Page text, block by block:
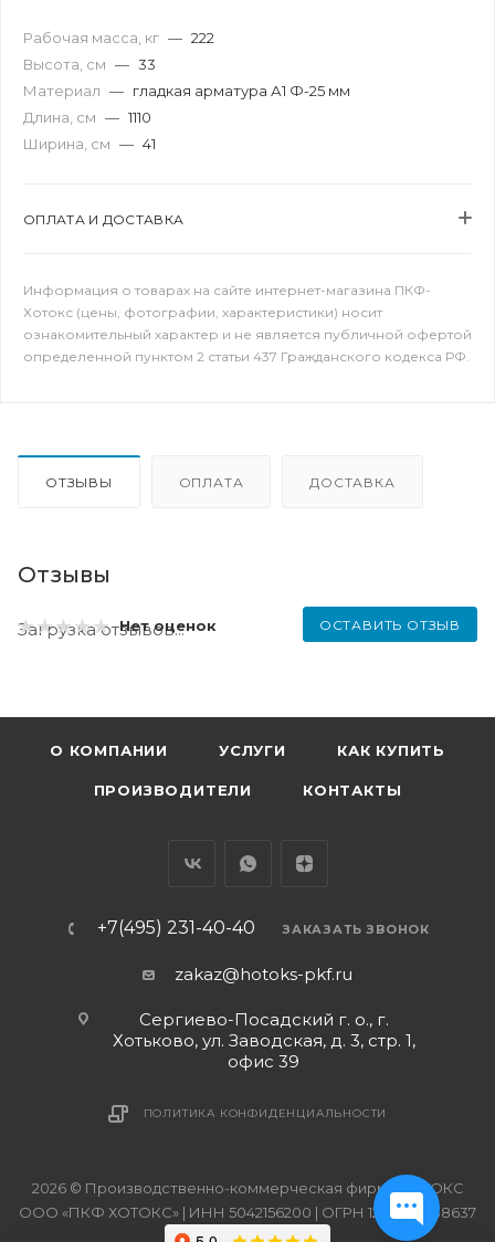
Рабочая масса, кг — 222
Высота, см — 33
Материал — гладкая арматура А1 Ф-25 мм
Длина, см — 1110
Ширина, см — 41
ОПЛАТА И ДОСТАВКА
Информация о товарах на сайте интернет-магазина ПКФ-
Хотокс (цены, фотографии, характеристики) носит
ознакомительный характер и не является публичной офертой
определенной пунктом 2 статьи 437 Гражданского кодекса РФ.
ОТЗЫВЫ ОПЛАТА ДОСТАВКА
Отзывы
Нет оценок ОСТАВИТЬ ОТЗЫВ
Загрузка отзывов...
О КОМПАНИИ УСЛУГИ КАК КУПИТЬ
ПРОИЗВОДИТЕЛИ КОНТАКТЫ
+7(495) 231-40-40 ЗАКАЗАТЬ ЗВОНОК
zakaz@hotoks-pkf.ru
Сергиево-Посадский г. о., г.
Хотьково, ул. Заводская, д. 3, стр. 1,
офис 39
ПОЛИТИКА КОНФИДЕНЦИАЛЬНОСТИ
2026 © Производственно-коммерческая фирма ХОТОКС
ООО «ПКФ ХОТОКС» | ИНН 5042156200 | ОГРН 1215000038637